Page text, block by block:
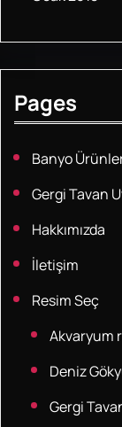
Pages
Banyo
Gergi Tavan
Hakkımızda
İletişim
Resim Seç
Akvaryum
Deniz
Gergi